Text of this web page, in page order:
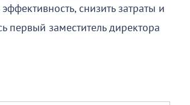
снизить затраты и
первый заместитель директора